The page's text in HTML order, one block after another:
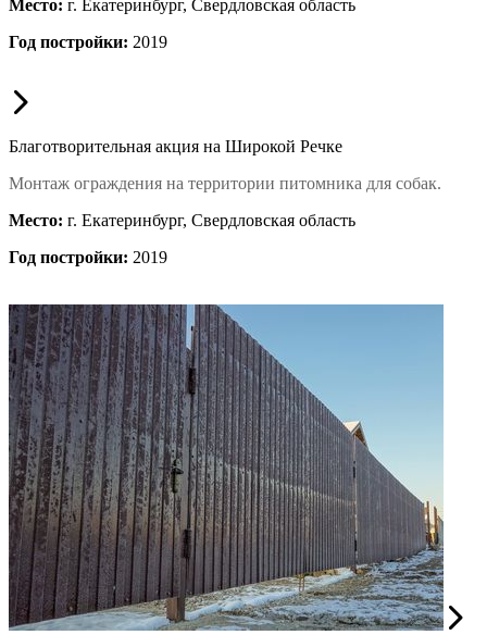
Место: г. Екатеринбург, Свердловская область
Год постройки: 2019
Благотворительная акция на Широкой Речке
Монтаж ограждения на территории питомника для собак.
Место: г. Екатеринбург, Свердловская область
Год постройки: 2019